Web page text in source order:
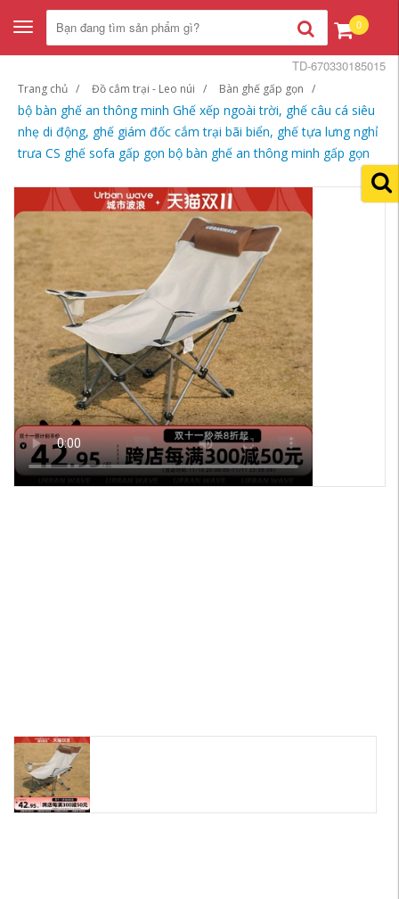
Toggle
navigation
0
Trang chủ Đồ cắm trại - Leo núi Bàn ghế gấp gọn
bộ bàn ghế an thông minh Ghế xếp ngoài trời, ghế câu cá siêu
nhẹ di động, ghế giám đốc cắm trại bãi biển, ghế tựa lưng nghỉ
trưa CS ghế sofa gấp gọn bộ bàn ghế an thông minh gấp gọn
TD-670330185015